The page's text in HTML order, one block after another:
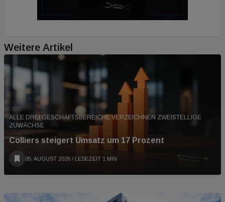
Weitere Artikel
ALLE DREI GESCHÄFTSBEREICHE VERZEICHNEN ZWEISTELLIGE
ZUWÄCHSE
Colliers steigert Umsatz um 17 Prozent
05. AUGUST 2026 / LESEZEIT 1 MIN